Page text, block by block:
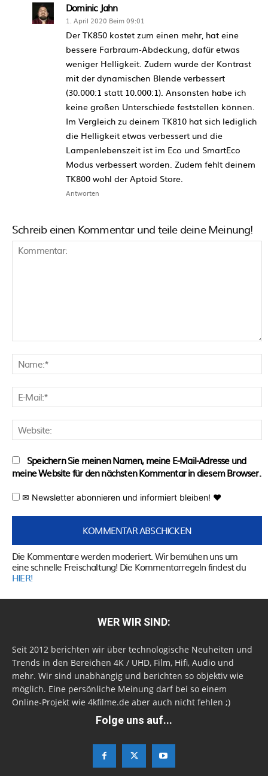
Dominic Jahn
1. April 2020 Beim 09:01
Der TK850 kostet zum einen mehr, hat eine
bessere Farbraum-Abdeckung, dafür etwas
weniger Helligkeit. Zudem wurde der Kontrast
mit der dynamischen Blende verbessert
(30.000:1 statt 10.000:1). Ansonsten habe ich
keine großen Unterschiede feststellen können.
Im Vergleich zu deinem TK810 hat sich lediglich
die Helligkeit etwas verbessert und die
Lampenlebenszeit ist im Eco und SmartEco
Modus verbessert worden. Zudem fehlt deinem
TK800 wohl der Aptoid Store.
Antworten
Schreib einen Kommentar und teile deine Meinung!
Speichern Sie meinen Namen, meine E-Mail-Adresse und
meine Website für den nächsten Kommentar in diesem Browser.
✉ Newsletter abonnieren und informiert bleiben! ♥
Die Kommentare werden moderiert. Wir bemühen uns um
eine schnelle Freischaltung! Die Kommentarregeln findest du
HIER!
WER WIR SIND:
Seit 2012 berichten wir über technologische Neuheiten und
Trends in den Bereichen 4K / UHD, Film, Hifi, Audio und
mehr. Wir sind unabhängig und berichten so objektiv wie
möglich. Eine persönliche Meinung darf bei so einem
Online-Projekt wie 4kfilme.de aber auch nicht fehlen ;)
Folge uns auf...